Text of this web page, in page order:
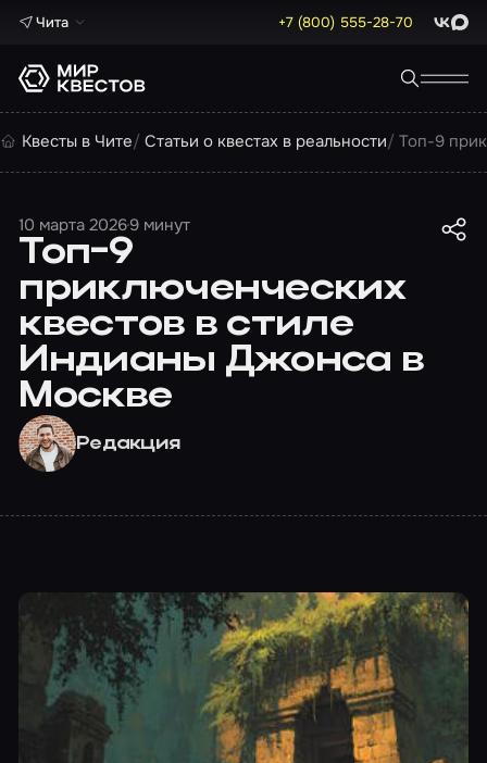
Чита +7 (800) 555-28-70 Max
Квесты в Чите Статьи о квестах в реальности Топ-9
10 марта 20269 минут
Топ-9
приключенческих
квестов в стиле
Индианы Джонса в
Москве
Редакция